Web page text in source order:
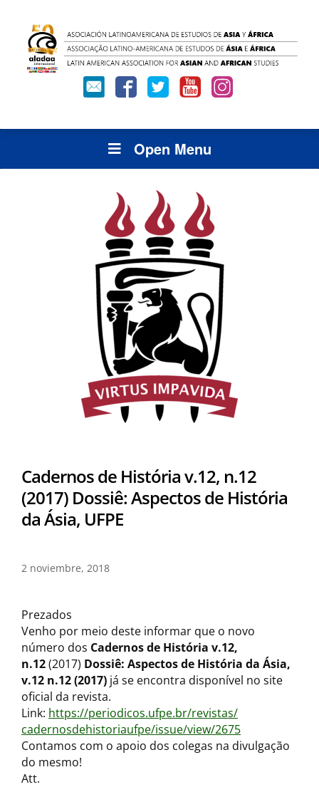
Open Menu
Cadernos de História v.12, n.12
(2017) Dossiê: Aspectos de História
da Ásia, UFPE
2 noviembre, 2018
Prezados
Venho por meio deste informar que o novo
número dos Cadernos de História v.12,
n.12(2017) Dossiê: Aspectos de História da Ásia,
v.12 n.12 (2017) já se encontra disponível no site
oficial da revista.
Link: https://periodicos.ufpe.br/revistas/
cadernosdehistoriaufpe/issue/view/2675
Contamos com o apoio dos colegas na divulgação
do mesmo!
Att.